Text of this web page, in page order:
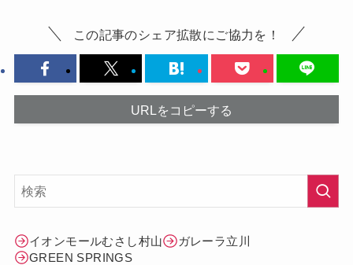
この記事のシェア拡散にご協力を！
URLをコピーする
イオンモールむさし村山
ガレーラ立川
GREEN SPRINGS